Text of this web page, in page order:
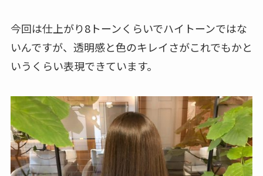
今回は仕上がり8トーンくらいでハイトーンではな
いんですが、透明感と色のキレイさがこれでもかと
いうくらい表現できています。